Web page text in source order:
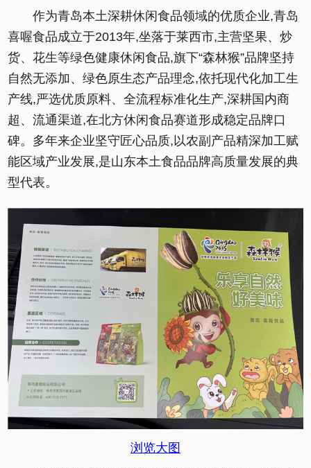
作为青岛本土深耕休闲食品领域的优质企业,青岛
喜喔食品成立于2013年,坐落于莱西市,主营坚果、炒
货、花生等绿色健康休闲食品,旗下“森林猴”品牌坚持
自然无添加、绿色原生态产品理念,依托现代化加工生
产线,严选优质原料、全流程标准化生产,深耕国内商
超、流通渠道,在北方休闲食品赛道形成稳定品牌口
碑。多年来企业坚守匠心品质,以农副产品精深加工赋
能区域产业发展,是山东本土食品品牌高质量发展的典
型代表。
浏览大图